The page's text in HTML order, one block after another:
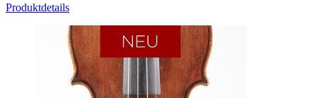
Produktdetails